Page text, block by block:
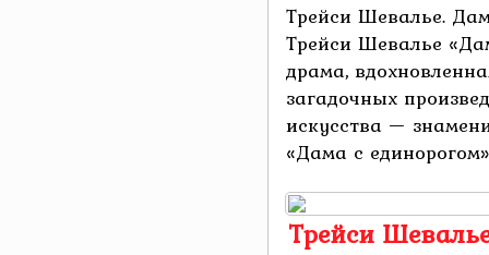
Трейси Шевалье.
Трейси Шевалье
драма,
загадочных
искусства —
«Дама с
Трейси